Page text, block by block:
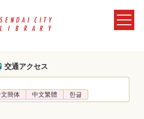
交通アクセス
簡体 中文繁體 한글